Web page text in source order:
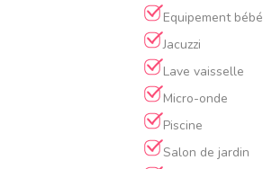
Equipement bébé
Jacuzzi
Lave vaisselle
Micro-onde
Piscine
Salon de jardin